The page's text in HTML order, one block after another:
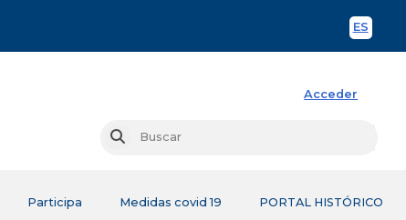
ES
Acceder
Buscar
Participa Medidas covid 19 PORTAL HISTÓRICO